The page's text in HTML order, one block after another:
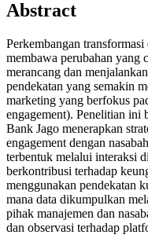
Main
Content
Abstract
Perkembangan
membawa perubahan yang
merancang dan
pendekatan yang semakin
marketing yang berfokus
engagement). Penelitian ini
Bank Jago menerapkan
engagement dengan
terbentuk melalui interaksi
berkontribusi terhadap
menggunakan pendekatan
mana data dikumpulkan
pihak manajemen dan
dan observasi terhadap